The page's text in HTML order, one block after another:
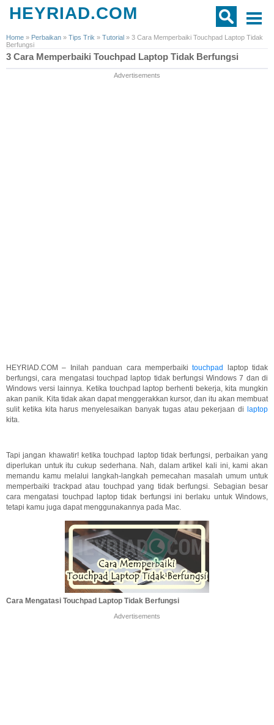
HEYRIAD.COM
Home » Perbaikan » Tips Trik » Tutorial » 3 Cara Memperbaiki Touchpad Laptop Tidak
Berfungsi
3 Cara Memperbaiki Touchpad Laptop Tidak Berfungsi
Advertisements
HEYRIAD.COM – Inilah panduan cara memperbaikitouchpad
laptop tidak
berfungsi, cara mengatasi touchpad laptop tidak berfungsi Windows 7 dan di
Windows versi lainnya. Ketika touchpad laptop berhenti bekerja, kita mungkin
akan panik. Kita tidak akan dapat menggerakkan kursor, dan itu akan membuat
sulit ketika kita harus menyelesaikan banyak tugas atau pekerjaan di
laptop
kita.
Tapi jangan khawatir! ketika touchpad laptop tidak berfungsi, perbaikan yang
diperlukan untuk itu cukup sederhana. Nah, dalam artikel kali ini, kami akan
memandu kamu melalui langkah-langkah pemecahan masalah umum untuk
memperbaiki trackpad atau touchpad yang tidak berfungsi. Sebagian besar
cara mengatasi touchpad laptop tidak berfungsi ini berlaku untuk Windows,
tetapi kamu juga dapat menggunakannya pada Mac.
Cara Mengatasi Touchpad Laptop Tidak Berfungsi
Advertisements